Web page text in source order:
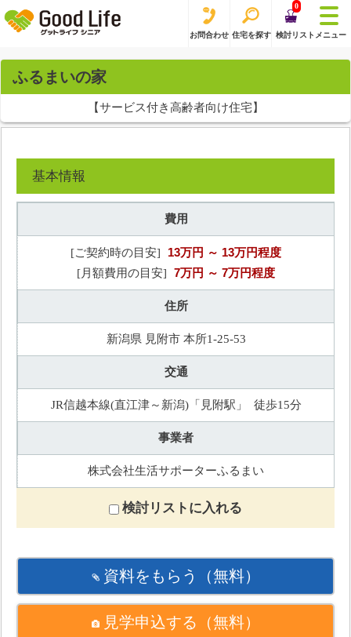
お問合わせ 住宅を探す
0
検討リスト メニュー
ふるまいの家
【サービス付き高齢者向け住宅】
基本情報
費用
[ご契約時の目安] 13万円 ～ 13万円程度
[月額費用の目安] 7万円 ～ 7万円程度
住所
新潟県 見附市 本所1-25-53
交通
JR信越本線(直江津～新潟)「見附駅」 徒歩15分
事業者
株式会社生活サポーターふるまい
検討リストに入れる
資料をもらう （無料）
見学申込する （無料）